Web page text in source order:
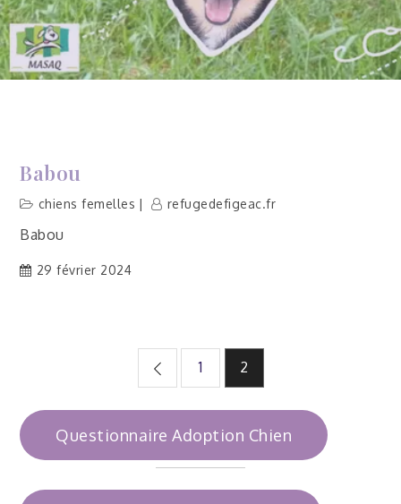
Babou
chiens femelles refugedefigeac.fr
Babou
29 février 2024
Pagination
des
publications
1 2
Questionnaire Adoption Chien